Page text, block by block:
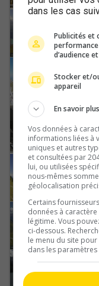
Lake-
Chiesa-
Scuol
Davos
dans les cas
Publicités et
d’audience
Stocker et/
appareil
En savoir plus
Vos données à
informations liées à
uniques et autres
et consultées par
lui, ou utilisées
nous-mêmes
géolocalisation
Certains
données à
légitime. Vous
ci-dessous.
le menu du site
dans les